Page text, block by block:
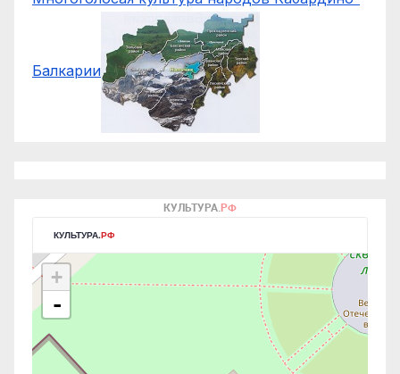
Балкарии